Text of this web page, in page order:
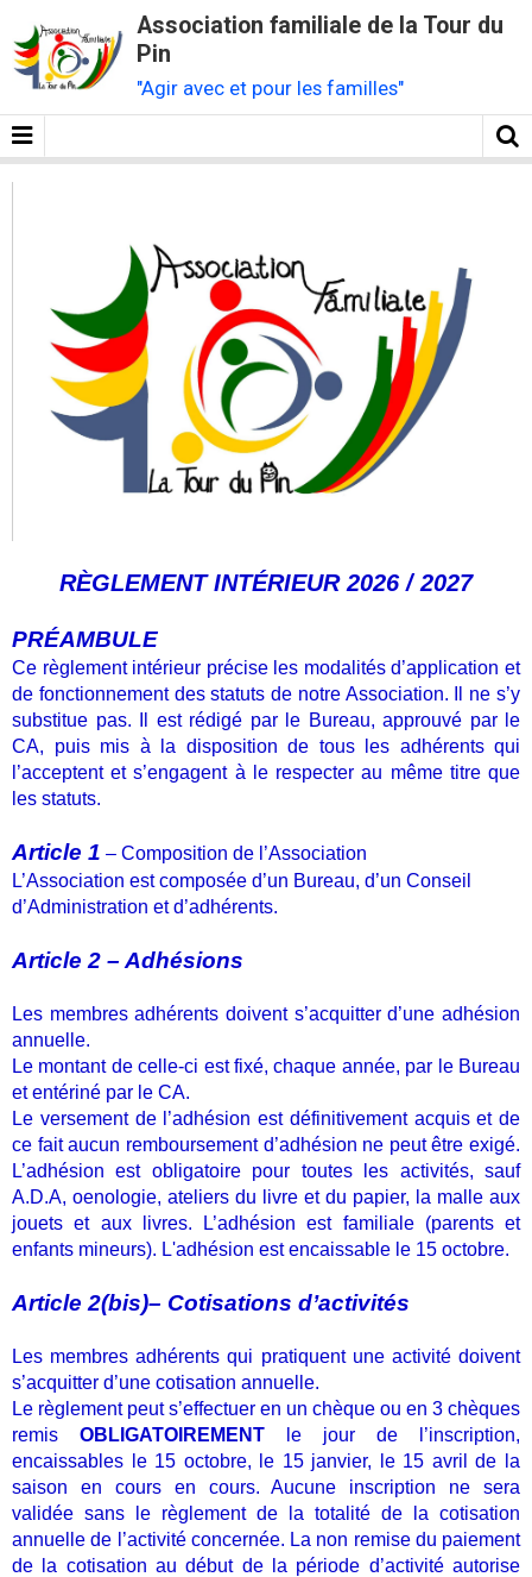
Association familiale de la Tour du
Pin
"Agir avec et pour les familles"
RÈGLEMENT INTÉRIEUR 2026 / 2027
PRÉAMBULE
Ce règlement intérieur précise les modalités d’application et
de fonctionnement des statuts de notre Association. Il ne s’y
substitue pas.
Il est rédigé par le Bureau, approuvé par le
CA, puis mis à la disposition de tous les adhérents qui
l’acceptent et s’engagent à le respecter au même titre que
les statuts.
Article 1 – Composition de l’Association
L’Association est composée d’un Bureau, d’un Conseil
d’Administration et d’adhérents.
Article 2 – Adhésions
Les membres adhérents doivent s’acquitter d’une adhésion
annuelle.
Le montant de celle-ci est fixé, chaque année, par le Bureau
et entériné par le CA.
Le versement de l’adhésion est définitivement acquis et de
ce fait aucun remboursement d’adhésion ne peut être exigé.
L’adhésion est obligatoire pour toutes les activités, sauf
A.D.A, oenologie, ateliers du livre et du papier, la malle aux
jouets et aux livres. L’adhésion est familiale (parents et
enfants mineurs). L'adhésion est encaissable le 15 octobre.
Article 2(bis)– Cotisations d’activités
Les membres adhérents qui pratiquent une activité doivent
s’acquitter d’une cotisation annuelle.
Le règlement peut s’effectuer en un chèque ou en 3 chèques
remis OBLIGATOIREMENT le jour de l’inscription,
encaissables le 15 octobre, le 15 janvier, le 15 avril de la
saison en cours en cours. Aucune inscription ne sera
validée sans le règlement de la totalité de la cotisation
annuelle de l’activité concernée. La non remise du paiement
de la cotisation au début de la période d’activité autorise